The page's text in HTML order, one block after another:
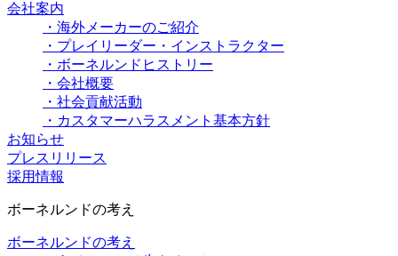
会社案内
・海外メーカーのご紹介
・プレイリーダー・インストラクター
・ボーネルンドヒストリー
・会社概要
・社会貢献活動
・カスタマーハラスメント基本方針
お知らせ
プレスリリース
採用情報
ボーネルンドの考え
ボーネルンドの考え